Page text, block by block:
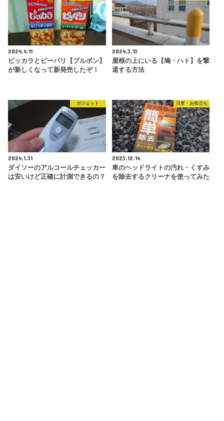
2024.4.11
ピッカラとピーパリ【ブルボン】
が新しくなって新発売したぞ！
2024.3.13
屋根の上にいる【鳩・ハト】を撃
退する方法
ガジェット
2024.1.31
ダイソーのアルコールチェッカー
は安いけど正確に計測できるの？
日常・お役立ち
2023.12.14
車のヘッドライトの汚れ・くすみ
を除去するクリーナを使ってみた